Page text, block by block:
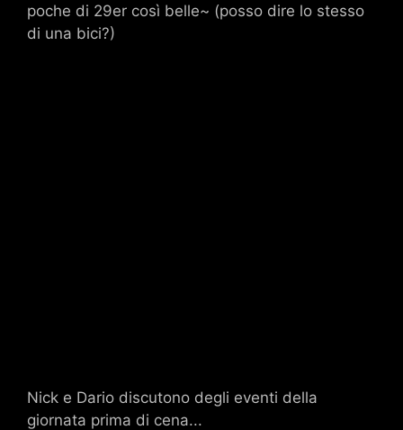
poche di 29er così belle~ (posso dire lo stesso
di una bici?)
Nick e Dario discutono degli eventi della
giornata prima di cena...